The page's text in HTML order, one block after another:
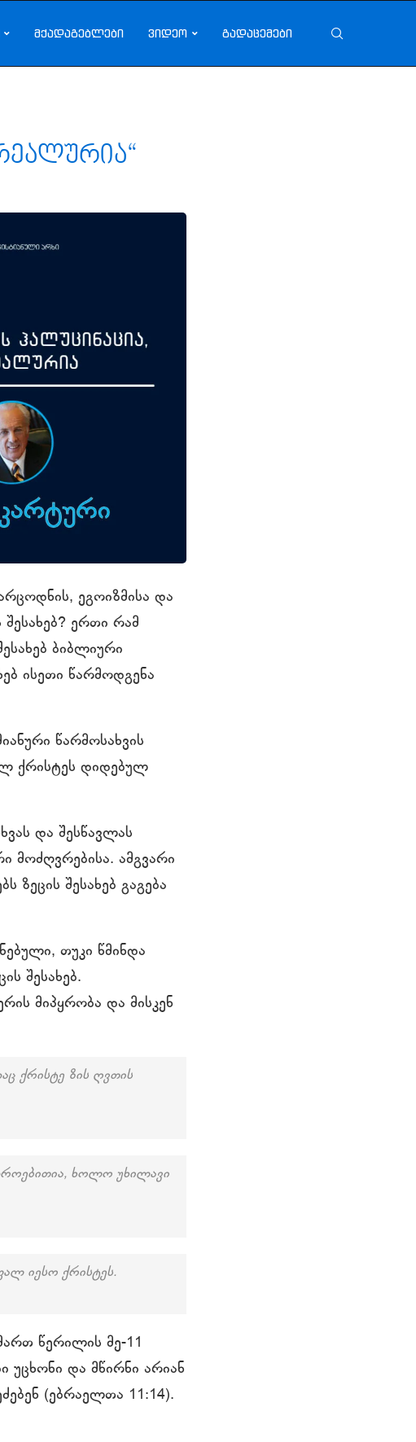
მქადაგებლები ვიდეო გადაცემები
ეგოიზმისა და
შესახებ? ერთი რამ
ბიბლიური
ისეთი წარმოდგენა
წარმოსახვის
ქრისტეს დიდებულ
და შესწავლას
მოძღვრებისა. ამგვარი
ზეცის შესახებ გაგება
თუკი წმინდა
შესახებ.
მიპყრობა და მისკენ
ქრისტე ზის ღვთის
ხოლო უხილავი
იესო ქრისტეს.
წერილის მე-11
უცხონი და მწირნი არიან
(ებრაელთა 11:14).